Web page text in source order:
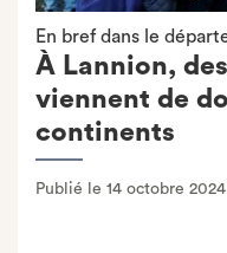
En bref dans le
À Lannion,
viennent de
continents
Publié le 14 octobre 2024